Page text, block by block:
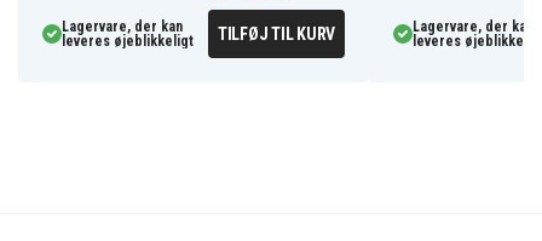
Lagervare, der kan
leveres øjeblikkeligt
TILFØJ TIL KURV
Lagervare, der kan
leveres